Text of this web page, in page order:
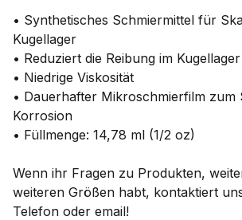
• Synthetisches Schmiermittel für
Kugellager
• Reduziert die Reibung im Kugellager
• Niedrige Viskosität
• Dauerhafter Mikroschmierfilm zum
Korrosion
• Füllmenge: 14,78 ml (1/2 oz)
Wenn ihr Fragen zu Produkten,
weiteren Größen habt, kontaktiert
Telefon oder email!